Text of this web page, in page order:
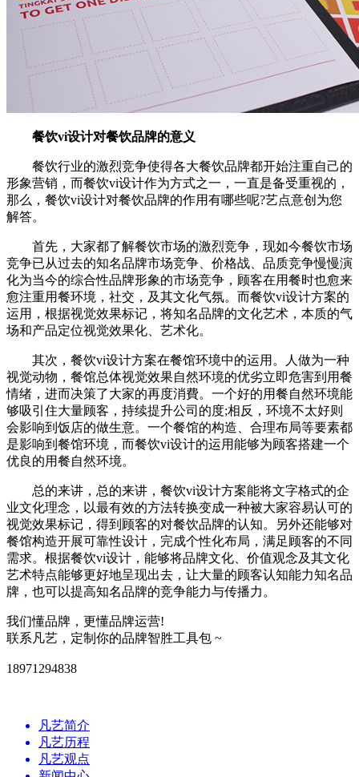
餐饮vi设计对餐饮品牌的意义
餐饮行业的激烈竞争使得各大餐饮品牌都开始注重自己的
形象营销，而餐饮vi设计作为方式之一，一直是备受重视的，
那么，餐饮vi设计对餐饮品牌的作用有哪些呢?艺点意创为您
解答。
首先，大家都了解餐饮市场的激烈竞争，现如今餐饮市场
竞争已从过去的知名品牌市场竞争、价格战、品质竞争慢慢演
化为当今的综合性品牌形象的市场竞争，顾客在用餐时也愈来
愈注重用餐环境，社交，及其文化气氛。而餐饮vi设计方案的
运用，根据视觉效果标记，将知名品牌的文化艺术，本质的气
场和产品定位视觉效果化、艺术化。
其次，餐饮vi设计方案在餐馆环境中的运用。人做为一种
视觉动物，餐馆总体视觉效果自然环境的优劣立即危害到用餐
情绪，进而决策了大家的再度消費。一个好的用餐自然环境能
够吸引住大量顾客，持续提升公司的度;相反，环境不太好则
会影响到饭店的做生意。一个餐馆的构造、合理布局等要素都
是影响到餐馆环境，而餐饮vi设计的运用能够为顾客搭建一个
优良的用餐自然环境。
总的来讲，总的来讲，餐饮vi设计方案能将文字格式的企
业文化理念，以最有效的方法转换变成一种被大家容易认可的
视觉效果标记，得到顾客的对餐饮品牌的认知。另外还能够对
餐馆构造开展可靠性设计，完成个性化布局，满足顾客的不同
需求。根据餐饮vi设计，能够将品牌文化、价值观念及其文化
艺术特点能够更好地呈现出去，让大量的顾客认知能力知名品
牌，也可以提高知名品牌的竞争能力与传播力。
我们懂品牌，更懂品牌运营!
联系凡艺，定制你的品牌智胜工具包 ~
18971294838
凡艺简介
凡艺历程
凡艺观点